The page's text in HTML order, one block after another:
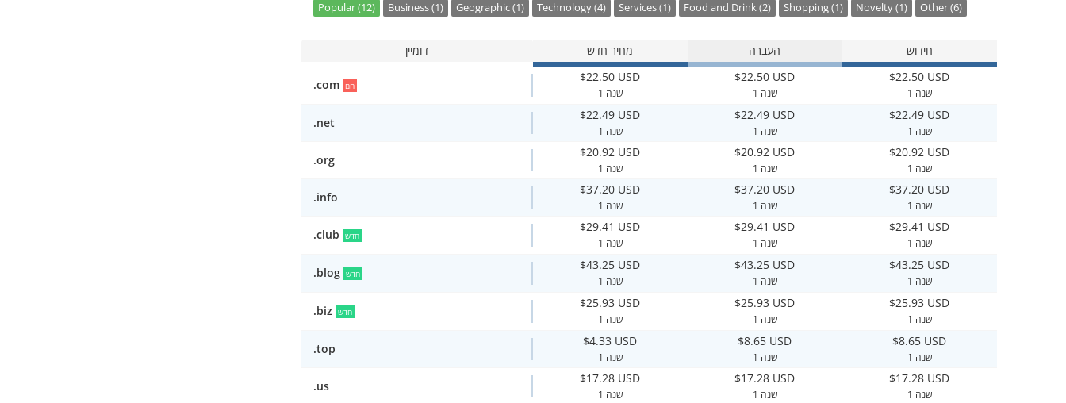
Popular (12) Business (1) Geographic (1) Technology (4) Services (1) Food and Drink (2) Shopping (1) Novelty (1) Other (6)
דומיין מחיר חדש העברה חידוש
.com חם
$22.50 USD
1 שנה
$22.50 USD
1 שנה
$22.50 USD
1 שנה
.net
$22.49 USD
1 שנה
$22.49 USD
1 שנה
$22.49 USD
1 שנה
.org
$20.92 USD
1 שנה
$20.92 USD
1 שנה
$20.92 USD
1 שנה
.info
$37.20 USD
1 שנה
$37.20 USD
1 שנה
$37.20 USD
1 שנה
.club חדש
$29.41 USD
1 שנה
$29.41 USD
1 שנה
$29.41 USD
1 שנה
.blog חדש
$43.25 USD
1 שנה
$43.25 USD
1 שנה
$43.25 USD
1 שנה
.biz חדש
$25.93 USD
1 שנה
$25.93 USD
1 שנה
$25.93 USD
1 שנה
.top
$4.33 USD
1 שנה
$8.65 USD
1 שנה
$8.65 USD
1 שנה
.us
$17.28 USD
1 שנה
$17.28 USD
1 שנה
$17.28 USD
1 שנה